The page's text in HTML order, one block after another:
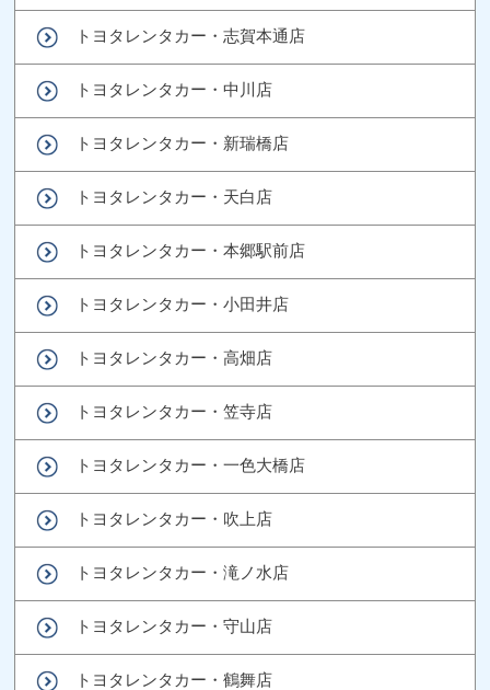
トヨタレンタカー・志賀本通店
トヨタレンタカー・中川店
トヨタレンタカー・新瑞橋店
トヨタレンタカー・天白店
トヨタレンタカー・本郷駅前店
トヨタレンタカー・小田井店
トヨタレンタカー・高畑店
トヨタレンタカー・笠寺店
トヨタレンタカー・一色大橋店
トヨタレンタカー・吹上店
トヨタレンタカー・滝ノ水店
トヨタレンタカー・守山店
トヨタレンタカー・鶴舞店